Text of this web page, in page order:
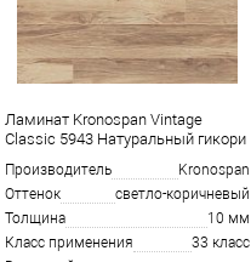
Ламинат Kronospan Vintage
Classic 5943 Натуральный гикори
Производитель
Kronospan
Оттенок
светло-коричневый
Толщина
10 мм
Класс применения
33 класс